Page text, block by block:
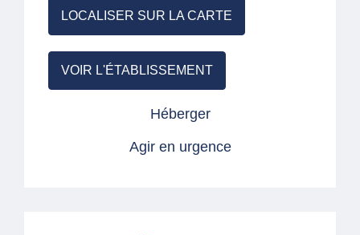
LOCALISER SUR LA CARTE
VOIR L'ÉTABLISSEMENT
Héberger
Agir en urgence